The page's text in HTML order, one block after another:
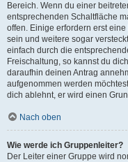
Bereich. Wenn du einer
entsprechenden Schaltfläche
offen. Einige erfordern erst
sein und weitere sogar
einfach durch die
Freischaltung, so kannst du
daraufhin deinen Antrag
aufgenommen werden
dich ablehnt, er wird einen
Nach oben
Wie werde ich Gruppenleiter?
Der Leiter einer Gruppe wird